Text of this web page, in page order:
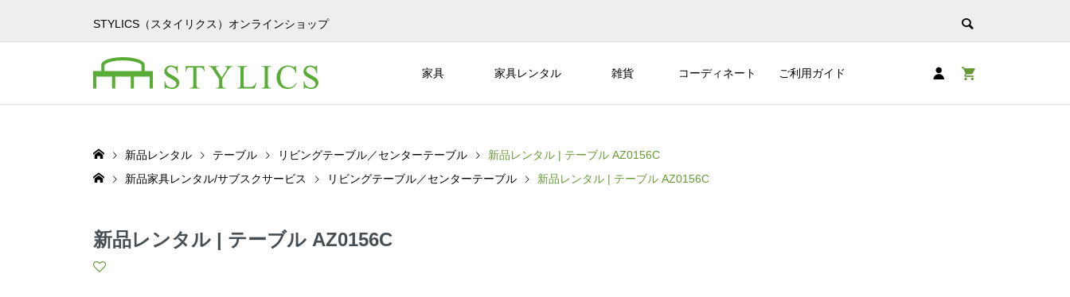
STYLICS（スタイリクス）オンラインショップ
家具 家具レンタル 雑貨 コーディネート ご利用ガイド
新品レンタル テーブル リビングテーブル／センターテーブル
新品レンタル | テーブル AZ0156C
新品家具レンタル/サブスクサービス
リビングテーブル／センターテーブル 新品レンタル | テーブル AZ0156C
新品レンタル | テーブル AZ0156C